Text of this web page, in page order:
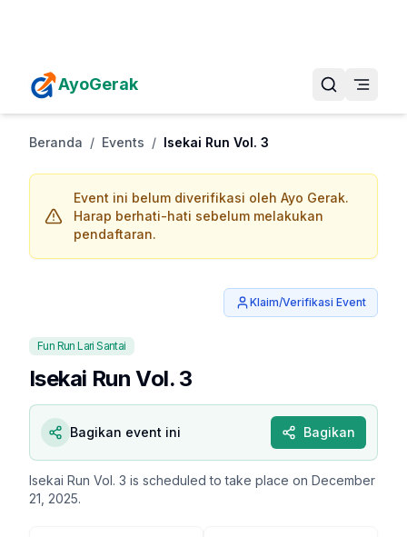
AyoGerak
Beranda / Events / Isekai Run Vol. 3
Event ini belum diverifikasi oleh Ayo Gerak.
Harap berhati-hati sebelum melakukan
pendaftaran.
Klaim/Verifikasi Event
Fun Run Lari Santai
Isekai Run Vol. 3
Bagikan event ini Bagikan
Isekai Run Vol. 3 is scheduled to take place on December
21, 2025.